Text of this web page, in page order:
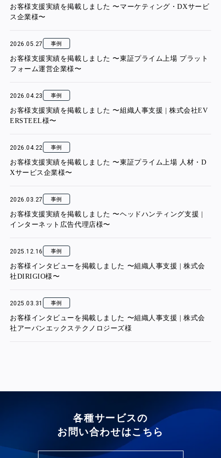
お客様支援実績を掲載しました 〜マーケティング・DXサービ
ス企業様〜
2026.05.27 事例
お客様支援実績を掲載しました 〜東証プライム上場 プラット
フォーム運営企業様〜
2026.04.23 事例
お客様支援実績を掲載しました 〜組織人事支援 | 株式会社EV
ERSTEEL様〜
2026.04.22 事例
お客様支援実績を掲載しました 〜東証プライム上場 人材・D
Xサービス企業様〜
2026.03.27 事例
お客様支援実績を掲載しました 〜ヘッドハンティング支援 |
インターネット広告代理店様〜
2025.12.16 事例
お客様インタビューを掲載しました 〜組織人事支援 | 株式会
社DIRIGIO様〜
2025.03.31 事例
お客様インタビューを掲載しました 〜組織人事支援 | 株式会
社アーバンエックステクノロジーズ様
各種サービスの
お問い合わせはこちら